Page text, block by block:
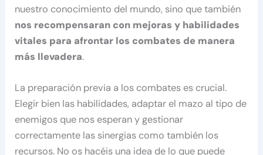
nuestro conocimiento del mundo, sino que también
nos recompensaran con mejoras y habilidades
vitales para afrontar los combates de manera
más llevadera.
La preparación previa a los combates es crucial.
Elegir bien las habilidades, adaptar el mazo al tipo de
enemigos que nos esperan y gestionar
correctamente las sinergias como también los
recursos. No os hacéis una idea de lo que puede